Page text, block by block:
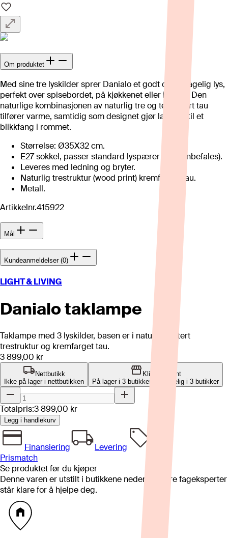
Om produktet
Med sine tre lyskilder sprer Danialo et godt og behagelig lys,
perfekt over spisebordet, på kjøkkenet eller i stuen. Den
naturlige kombinasjonen av naturlig tre og teksturert tau
tilfører varme, samtidig som designet gjør lampen til et
blikkfang i rommet.
Størrelse: Ø35X32 cm.
E27 sokkel, passer standard lyspærer (LED anbefales).
Leveres med ledning og bryter.
Naturlig trestruktur (wood print) kremfarget tau.
Metall.
Artikkelnr.415922
Mål
Kundeanmeldelser (0)
LIGHT & LIVING
Danialo taklampe
Taklampe med 3 lyskilder, basen er i naturlig imitert
trestruktur og kremfarget tau.
3 899,00 kr
Nettbutikk
Ikke på lager i nettbutikken
Klikk og hent
På lager i 3 butikker
Tilgjengelig i 3 butikker
Totalpris:3 899,00 kr
Legg i handlekurv
Finansiering
Levering
Prismatch
Se produktet før du kjøper
Denne varen er utstilt i butikkene nedenfor. Våre fageksperter
står klare for å hjelpe deg.